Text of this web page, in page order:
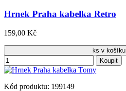
Hrnek Praha kabelka Retro
159,00 Kč
ks v košíku
Koupit
Kód produktu: 199149